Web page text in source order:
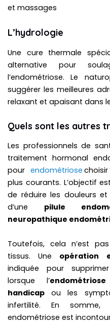
et massages
L’hydrologie
Une cure thermale
alternative pour
l’endométriose. Le
suggérer les meilleures
relaxant et apaisant dans
Quels sont les autres
Les professionnels de
traitement hormonal
pour endométriose
plus courants. L’objectif
de réduire les douleurs
d’une pilule
neuropathique
Toutefois, cela n’est
tissus. Une opération
indiquée pour
lorsque l’
handicap ou les
infertilité. En somme,
endométriose est